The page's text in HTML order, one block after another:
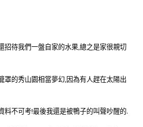
招待我們一盤自家的水果,總之是家很親切
罩的秀山園相當夢幻,因為有人趕在太陽出
料不可考!最後我還是被鴨子的叫聲吵醒的.